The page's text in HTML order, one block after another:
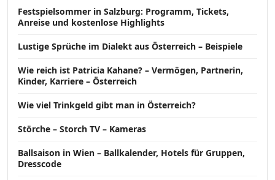
Festspielsommer in Salzburg: Programm, Tickets,
Anreise und kostenlose Highlights
Lustige Sprüche im Dialekt aus Österreich – Beispiele
Wie reich ist Patricia Kahane? – Vermögen, Partnerin,
Kinder, Karriere – Österreich
Wie viel Trinkgeld gibt man in Österreich?
Störche – Storch TV – Kameras
Ballsaison in Wien – Ballkalender, Hotels für Gruppen,
Dresscode